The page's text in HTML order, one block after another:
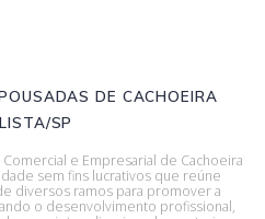
DE CACHOEIRA
SP
Comercial e Empresarial de Cachoeira
sem fins lucrativos que reúne
diversos ramos para promover a
o desenvolvimento profissional,